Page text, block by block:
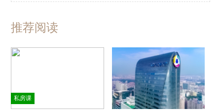
推荐阅读
私房课